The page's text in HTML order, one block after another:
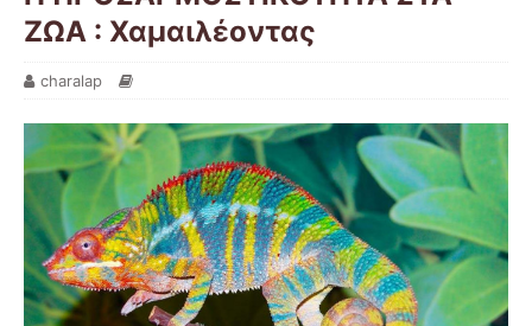
ΖΩΑ : Χαμαιλέοντας
charalap